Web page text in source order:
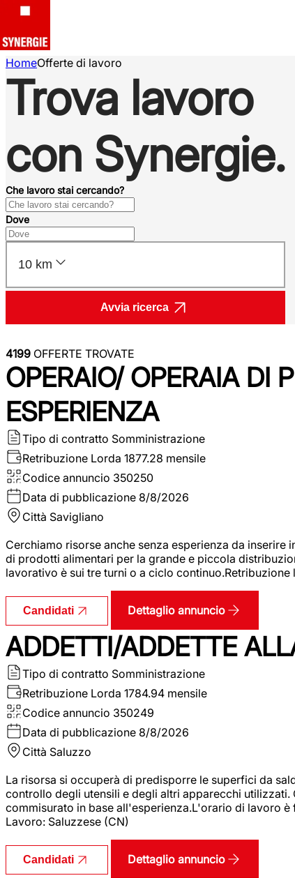
HomeOfferte di lavoro
Trova lavoro
con Synergie.
Che lavoro stai cercando?
Dove
10 km
Avvia ricerca
4199 OFFERTE TROVATE
OPERAIO/ OPERAIA DI
ESPERIENZA
Tipo di contratto Somministrazione
Retribuzione Lorda 1877.28 mensile
Codice annuncio 350250
Data di pubblicazione 8/8/2026
Città Savigliano
Cerchiamo risorse anche senza esperienza da
di prodotti alimentari per la grande e piccola
lavorativo è sui tre turni o a ciclo
Candidati Dettaglio annuncio
ADDETTI/ADDETTE
Tipo di contratto Somministrazione
Retribuzione Lorda 1784.94 mensile
Codice annuncio 350249
Data di pubblicazione 8/8/2026
Città Saluzzo
La risorsa si occuperà di predisporre le superfici da
controllo degli utensili e degli altri apparecchi
commisurato in base all'esperienza.L'orario di lavoro
Lavoro: Saluzzese (CN)
Candidati Dettaglio annuncio